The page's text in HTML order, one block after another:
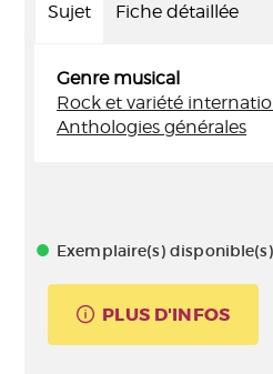
Sujet Fiche détaillée
Genre musical
Rock et variété
Anthologies générales
Exemplaire(s)
PLUS D'INFOS